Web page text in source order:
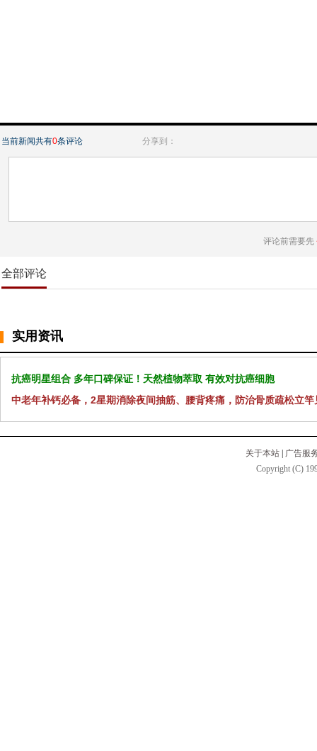
当前新闻共有0条评论 分享到：
评论前需要先
全部评论
实用资讯
抗癌明星组合 多年口碑保证！天然植物萃取 有效对抗癌细胞
中老年补钙必备，2星期消除夜间抽筋、腰背疼痛，防治骨质疏松立竿
关于本站
广告服
Copyright (C)